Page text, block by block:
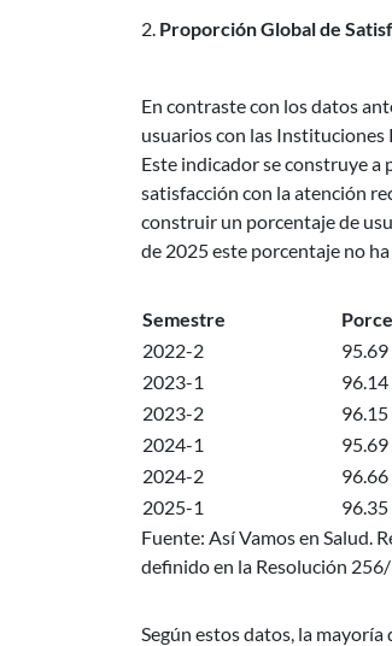
Proporción Global de
En contraste con los datos
usuarios con las Instituciones
Este indicador se construye a
satisfacción con la atención
construir un porcentaje de
de 2025 este porcentaje no
Semestre
2022-2
95.69
2023-1
96.14
2023-2
96.15
2024-1
95.69
2024-2
96.66
2025-1
96.35
Fuente: Así Vamos en Salud.
definido en la Resolución
Según estos datos, la